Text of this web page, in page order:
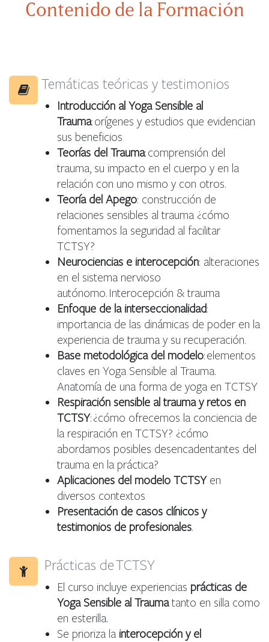
Contenido de la Formación
Temáticas teóricas y testimonios
Introducción al Yoga Sensible al
Trauma: orígenes y estudios que evidencian
sus beneficios
Teorías del Trauma: comprensión del
trauma, su impacto en el cuerpo y en la
relación con uno mismo y con otros.
Teoría del Apego: construcción de
relaciones sensibles al trauma ¿cómo
fomentamos la seguridad al facilitar
TCTSY?
Neurociencias e interocepción: alteraciones
en el sistema nervioso
autónomo. Interocepción & trauma
Enfoque de la interseccionalidad:
importancia de las dinámicas de poder en la
experiencia de trauma y su recuperación.
Base metodológica del modelo: elementos
claves en Yoga Sensible al Trauma.
Anatomía de una forma de yoga en TCTSY
Respiración sensible al trauma y retos en
TCTSY: ¿cómo ofrecemos la conciencia de
la respiración en TCTSY? ¿cómo
abordamos posibles desencadentantes del
trauma en la práctica?
Aplicaciones del modelo TCTSYen
diversos contextos
Presentación de casos clínicos y
testimonios de profesionales.
Prácticas de TCTSY
El curso incluye experiencias prácticas de
Yoga Sensible al Traumatanto en silla como
en esterilla.
Se prioriza la interocepción y el